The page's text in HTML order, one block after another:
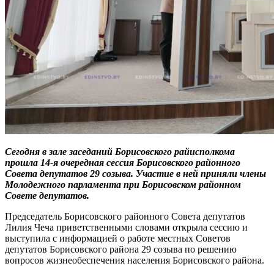
Сегодня в зале заседаний Борисовского райисполкома
прошла 14-я очередная сессия Борисовского районного
Совета депутатов 29 созыва. Участие в ней приняли члены
Молодежного парламента при Борисовском районном
Совете депутатов.
Председатель Борисовского районного Совета депутатов
Лилия Чеча приветственными словами открыла сессию и
выступила с информацией о работе местных Советов
депутатов Борисовского района 29 созыва по решению
вопросов жизнеобеспечения населения Борисовского района.